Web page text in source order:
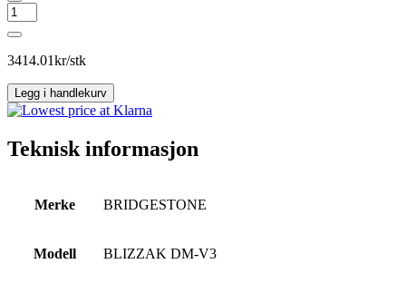
BRIDGESTONE
BLIZZAK
DM-
V3
3414.01kr/stk
Legg i handlekurv
Teknisk informasjon
Merke BRIDGESTONE
Modell BLIZZAK DM-V3